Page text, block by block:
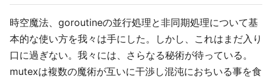
時空魔法、goroutineの並行処理と非同期処理について基
本的な使い方を我々は手にした。しかし、これはまだ入り
口に過ぎない。我々には、さらなる秘術が待っている。
mutexは複数の魔術が互いに干渉し混沌におちいる事を食